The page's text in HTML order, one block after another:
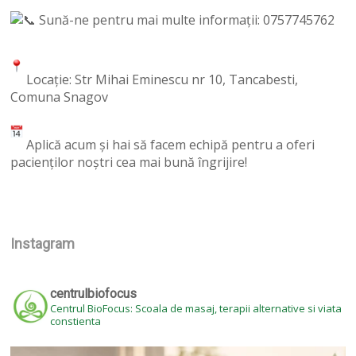
Sună-ne pentru mai multe informații: 0757745762
Locație: Str Mihai Eminescu nr 10, Tancabesti,
Comuna Snagov
Aplică acum și hai să facem echipă pentru a oferi
pacienților noștri cea mai bună îngrijire!
Instagram
centrulbiofocus
Centrul BioFocus: Scoala de masaj, terapii alternative si viata
constienta